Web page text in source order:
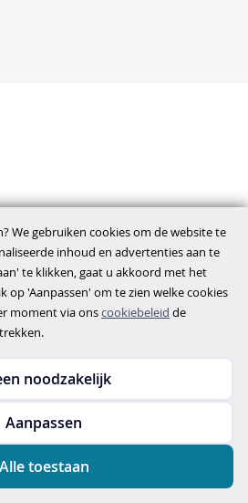
We gebruiken cookies om de website te
inhoud en advertenties aan te
te klikken, gaat u akkoord met het
op 'Aanpassen' om te zien welke cookies
moment via onscookiebeleid de
noodzakelijk
Aanpassen
Alle toestaan